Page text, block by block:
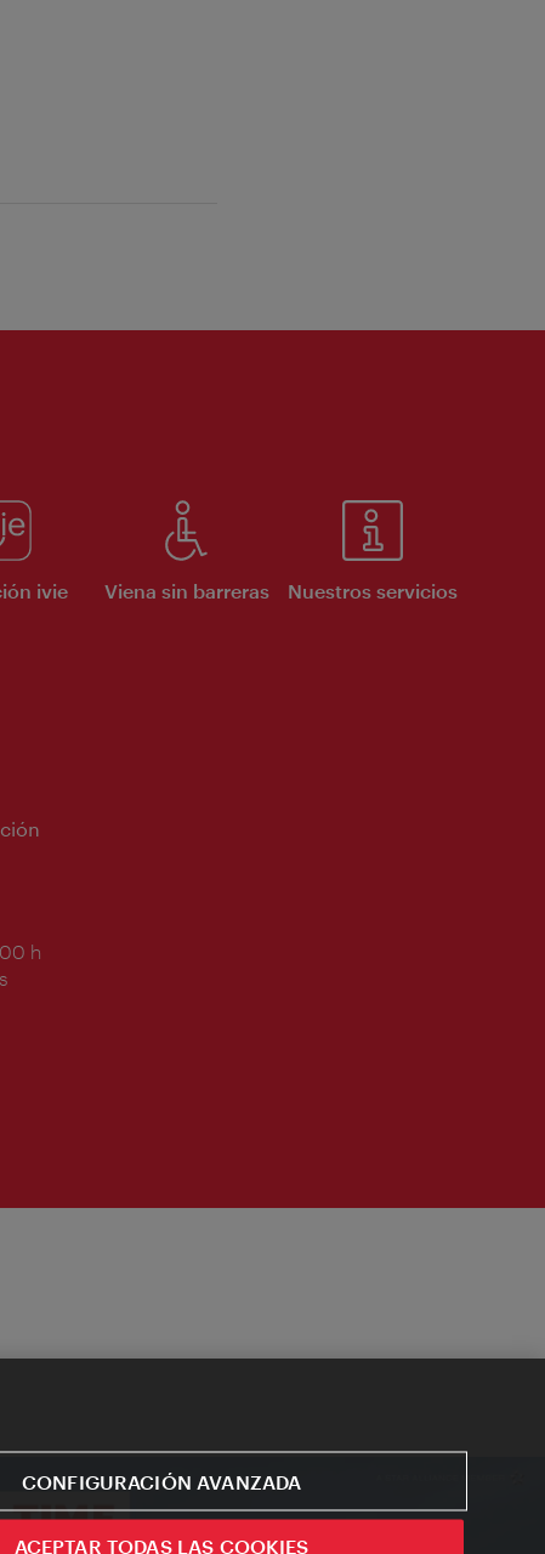
ivie Viena sin barreras Nuestros servicios
h
CONFIGURACIÓN AVANZADA
ACEPTAR TODAS LAS COOKIES